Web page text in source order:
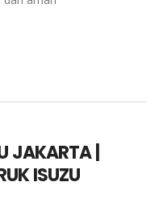
JAKARTA |
ISUZU